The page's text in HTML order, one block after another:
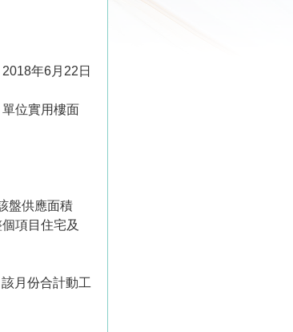
年6月22日
位實用樓面
盤供應面積
項目住宅及
月份合計動工